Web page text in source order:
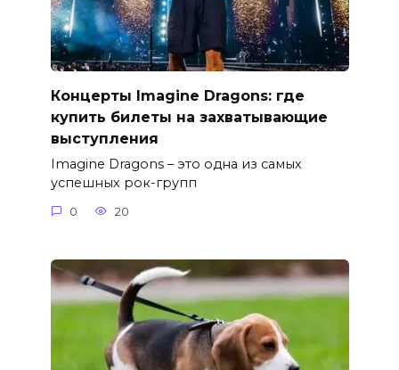
Концерты Imagine Dragons: где
купить билеты на захватывающие
выступления
Imagine Dragons – это одна из самых
успешных рок-групп
0 20